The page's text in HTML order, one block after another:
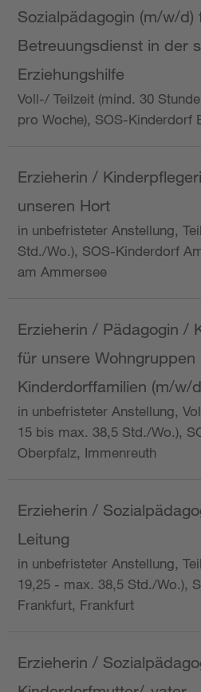
Sozialpädagogin (m/w/d)
Betreuungsdienst in der
Erziehungshilfe
Voll-/ Teilzeit (mind. 30
pro Woche), SOS-Kinderdorf
Erzieherin /
unseren Hort
in unbefristeter Anstellung,
Std./Wo.), SOS-Kinderdorf
am Ammersee
Erzieherin / Pädagogin /
für unsere Wohngruppen
Kinderdorffamilien (m/w/
in unbefristeter Anstellung,
15 bis max. 38,5 Std./Wo.),
Oberpfalz, Immenreuth
Erzieherin /
Leitung
in unbefristeter Anstellung,
19,25 - max. 38,5 Std./Wo.),
Frankfurt, Frankfurt
Erzieherin /